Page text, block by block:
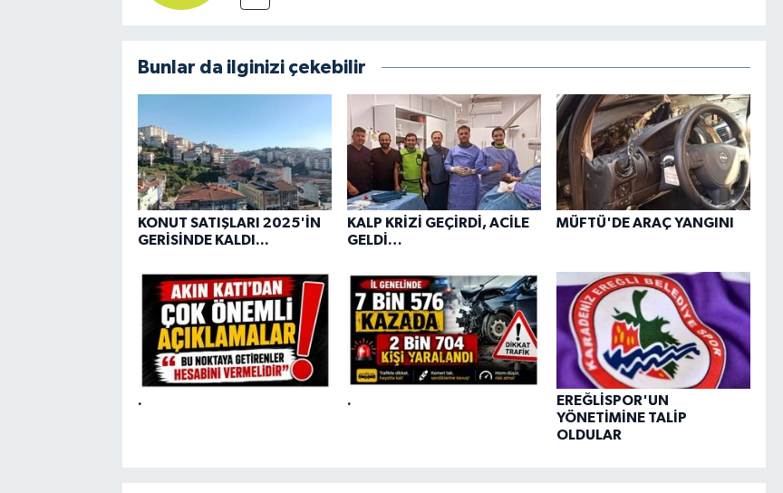
Bunlar da ilginizi çekebilir
KONUT SATIŞLARI 2025'İN
GERİSİNDE KALDI...
KALP KRİZİ GEÇİRDİ, ACİLE
GELDİ…
MÜFTÜ'DE ARAÇ YANGINI
. .
EREĞLİSPOR'UN
YÖNETİMİNE TALİP
OLDULAR